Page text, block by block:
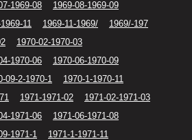
1969-08
1969-08-1969-09
11 1969-11-1969/
1969/-197
1970-02-1970-03
1970-06
1970-06-1970-09
09-2-1970-1
1970-1-1970-11
1971-1971-02
1971-02-1971-03
1971-06
1971-06-1971-08
1971-1
1971-1-1971-11